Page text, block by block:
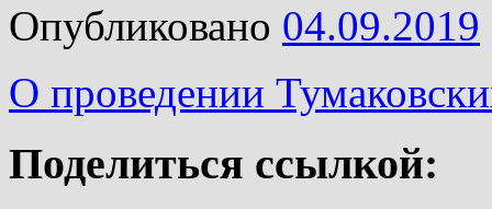
Опубликовано 04.09.2019
О проведении
Поделиться ссылкой: